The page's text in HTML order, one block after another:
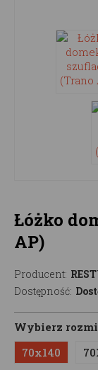
Łóżko
AP)
Producent:
Dostępność:
Wybierz
70x140